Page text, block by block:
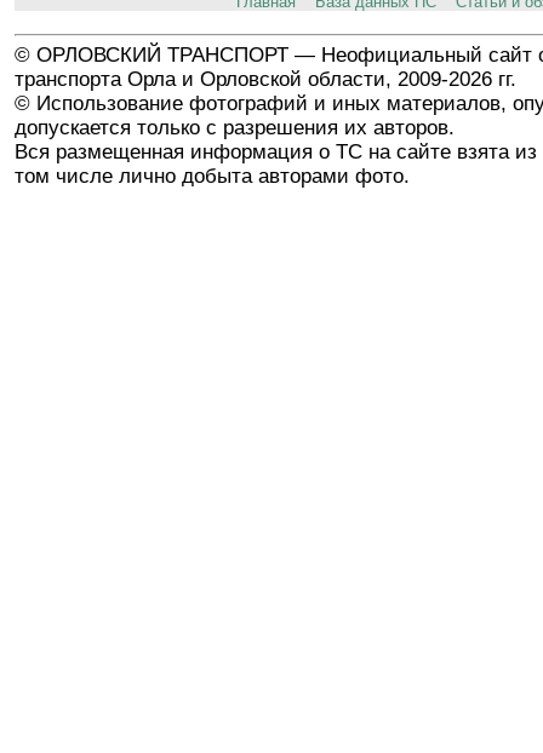
© ОРЛОВСКИЙ ТРАНСПОРТ — Неофициальный сайт
транспорта Орла и Орловской области, 2009-2026 гг.
© Использование фотографий и иных материалов,
допускается только с разрешения их авторов.
Вся размещенная информация о ТС на сайте взята из
том числе лично добыта авторами фото.